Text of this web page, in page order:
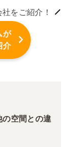
をご紹介！
が
介
の空間との違